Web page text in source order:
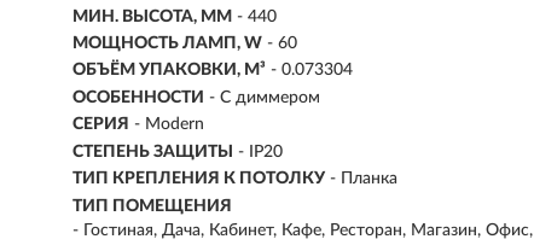
МИН. ВЫСОТА, ММ - 440
МОЩНОСТЬ ЛАМП, W - 60
ОБЪЁМ УПАКОВКИ, М³ - 0.073304
ОСОБЕННОСТИ - С диммером
СЕРИЯ - Modern
СТЕПЕНЬ ЗАЩИТЫ
- IP20
ТИП КРЕПЛЕНИЯ К ПОТОЛКУ - Планка
ТИП ПОМЕЩЕНИЯ
- Гостиная, Дача, Кабинет, Кафе, Ресторан, Магазин, Офис,